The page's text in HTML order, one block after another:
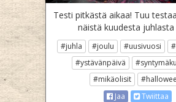
Testi pitkästä aikaa! Tuu
näistä kuudesta juhlasta
#juhla #joulu #uusivuosi
#ystävänpäivä
#mikäolisit
Jaa
Twiittaa